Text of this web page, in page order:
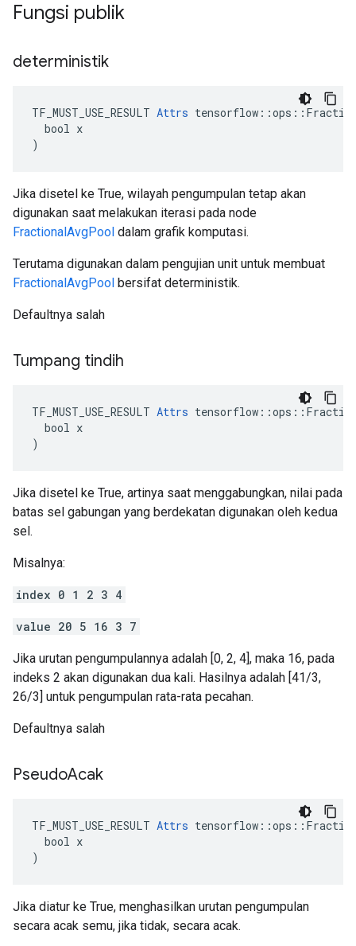
Fungsi publik
deterministik
TF_MUST_USE_RESULT Attrs
  bool x
)
Jika disetel ke True, wilayah pengumpulan tetap akan
digunakan saat melakukan iterasi pada node
FractionalAvgPool dalam grafik komputasi.
Terutama digunakan dalam pengujian unit untuk membuat
FractionalAvgPool bersifat deterministik.
Defaultnya salah
Tumpang tindih
TF_MUST_USE_RESULT Attrs
  bool x
)
Jika disetel ke True, artinya saat menggabungkan, nilai pada
batas sel gabungan yang berdekatan digunakan oleh kedua
sel.
Misalnya:
index 0 1 2 3 4
value 20 5 16 3 7
Jika urutan pengumpulannya adalah [0, 2, 4], maka 16, pada
indeks 2 akan digunakan dua kali. Hasilnya adalah [41/3,
26/3] untuk pengumpulan rata-rata pecahan.
Defaultnya salah
PseudoAcak
TF_MUST_USE_RESULT Attrs
  bool x
)
Jika diatur ke True, menghasilkan urutan pengumpulan
secara acak semu, jika tidak, secara acak.